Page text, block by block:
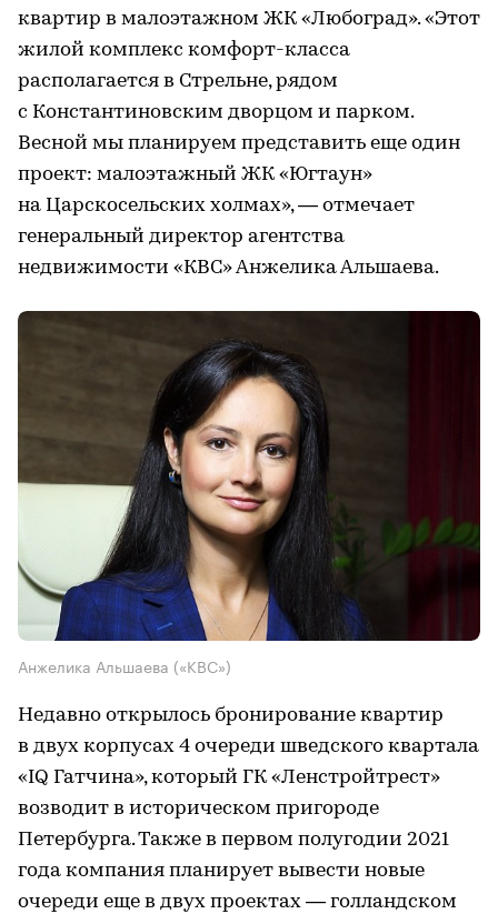
квартир в малоэтажном ЖК «Любоград». «Этот
жилой комплекс комфорт-класса
располагается в Стрельне, рядом
с Константиновским дворцом и парком.
Весной мы планируем представить еще один
проект: малоэтажный ЖК «Югтаун»
на Царскосельских холмах», — отмечает
генеральный директор агентства
недвижимости «КВС» Анжелика Альшаева.
Анжелика Альшаева («КВС»)
Недавно открылось бронирование квартир
в двух корпусах 4 очереди шведского квартала
«IQ Гатчина», который ГК «Ленстройтрест»
возводит в историческом пригороде
Петербурга. Также в первом полугодии 2021
года компания планирует вывести новые
очереди еще в двух проектах — голландском